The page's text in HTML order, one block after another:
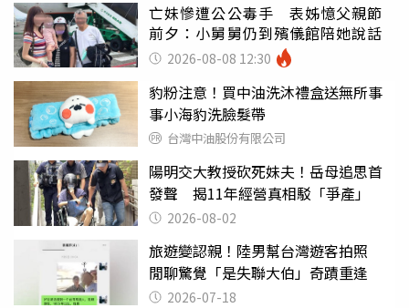
亡妹慘遭公公毒手 表姊憶父親節
前夕：小舅舅仍到殯儀館陪她說話
2026-08-08 12:30
豹粉注意！買中油洗沐禮盒送無所事
事小海豹洗臉髮帶
台灣中油股份有限公司
陽明交大教授砍死妹夫！岳母追思首
發聲 揭11年經營真相駁「爭產」
2026-08-02
旅遊變認親！陸男幫台灣遊客拍照
閒聊驚覺「是失聯大伯」奇蹟重逢
2026-07-18